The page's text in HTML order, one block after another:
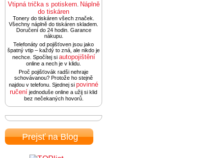
Vtipná trička s potiskem Náplně
do tiskáren
Tonery do tiskáren všech značek.
Všechny náplně do tiskáren skladem.
Doručení do 24 hodin. Garance
nákupu.
Telefonáty od pojišťoven jsou jako
špatný vtip – každý to zná, ale nikdo je
nechce. Spočítej si autopojištění
online a nech je v klidu.
Proč pojišťovák radši nehraje
schovávanou? Protože ho stejně
najdou v telefonu. Sjednej si povinné
ručení jednoduše online a užij si klid
bez nečekaných hovorů.
Prejsť na Blog